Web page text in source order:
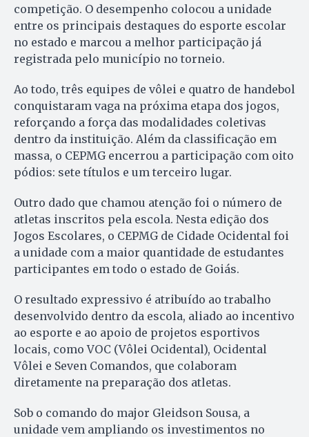
competição. O desempenho colocou a unidade
entre os principais destaques do esporte escolar
no estado e marcou a melhor participação já
registrada pelo município no torneio.
Ao todo, três equipes de vôlei e quatro de handebol
conquistaram vaga na próxima etapa dos jogos,
reforçando a força das modalidades coletivas
dentro da instituição. Além da classificação em
massa, o CEPMG encerrou a participação com oito
pódios: sete títulos e um terceiro lugar.
Outro dado que chamou atenção foi o número de
atletas inscritos pela escola. Nesta edição dos
Jogos Escolares, o CEPMG de Cidade Ocidental foi
a unidade com a maior quantidade de estudantes
participantes em todo o estado de Goiás.
O resultado expressivo é atribuído ao trabalho
desenvolvido dentro da escola, aliado ao incentivo
ao esporte e ao apoio de projetos esportivos
locais, como VOC (Vôlei Ocidental), Ocidental
Vôlei e Seven Comandos, que colaboram
diretamente na preparação dos atletas.
Sob o comando do major Gleidson Sousa, a
unidade vem ampliando os investimentos no